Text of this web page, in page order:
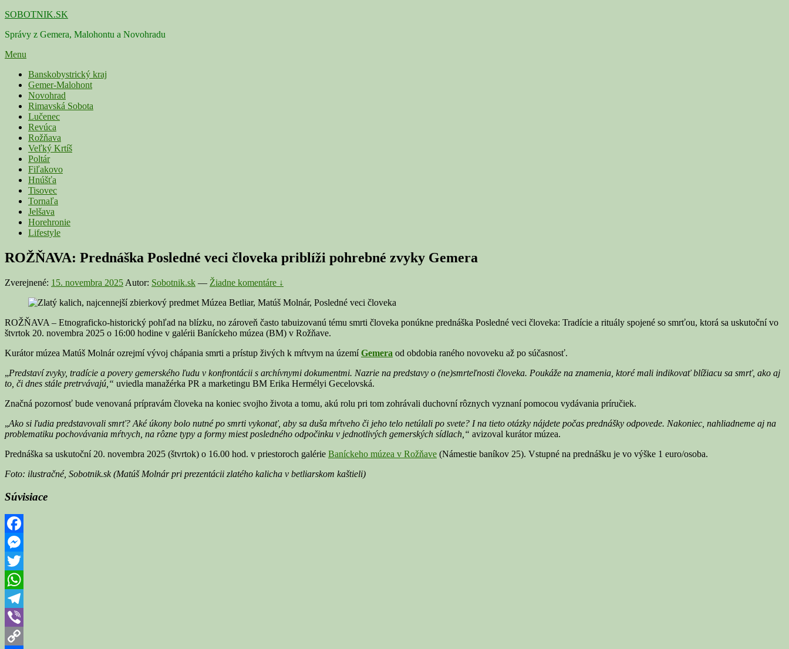
Skip
content
SOBOTNIK.SK
Správy z Gemera, Malohontu a Novohradu
Menu
Primárne
menu
Banskobystrický kraj
Gemer-Malohont
Novohrad
Rimavská Sobota
Lučenec
Revúca
Rožňava
Veľký Krtíš
Poltár
Fiľakovo
Hnúšťa
Tisovec
Tornaľa
Jelšava
Horehronie
Lifestyle
ROŽŇAVA: Prednáška Posledné veci človeka priblíži pohrebné zvyky Gemera
Zverejnené: 15. novembra 2025 Autor: Sobotnik.sk — Žiadne komentáre ↓
ROŽŇAVA – Etnograficko-historický pohľad na blízku, no zároveň často tabuizovanú tému smrti človeka ponúkne prednáška Posledné veci človeka: Tradície a rituály spojené so smrťou, ktorá sa uskutoční vo
štvrtok 20. novembra 2025 o 16:00 hodine v galérii Baníckeho múzea (BM) v Rožňave.
Kurátor múzea Matúš Molnár ozrejmí vývoj chápania smrti a prístup živých k mŕtvym na územíGemera od obdobia raného novoveku až po súčasnosť.
„Predstaví zvyky, tradície a povery gemerského ľudu v konfrontácii s archívnymi dokumentmi. Nazrie na predstavy o (ne)smrteľnosti človeka. Poukáže na znamenia, ktoré mali indikovať blížiacu sa smrť, ako aj
to, či dnes stále pretrvávajú,“ uviedla manažérka PR a marketingu BM Erika Hermélyi Gecelovská.
Značná pozornosť bude venovaná prípravám človeka na koniec svojho života a tomu, akú rolu pri tom zohrávali duchovní rôznych vyznaní pomocou vydávania príručiek.
„Ako si ľudia predstavovali smrť? Aké úkony bolo nutné po smrti vykonať, aby sa duša mŕtveho či jeho telo netúlali po svete? I na tieto otázky nájdete počas prednášky odpovede. Nakoniec, nahliadneme aj na
problematiku pochovávania mŕtvych, na rôzne typy a formy miest posledného odpočinku v jednotlivých gemerských sídlach,“ avizoval kurátor múzea.
Prednáška sa uskutoční 20. novembra 2025 (štvrtok) o 16.00 hod. v priestoroch galérie Baníckeho múzea v Rožňave (Námestie baníkov 25). Vstupné na prednášku je vo výške 1 euro/osoba.
Foto: ilustračné, Sobotnik.sk (Matúš Molnár pri prezentácii zlatého kalicha v betliarskom kaštieli)
Súvisiace
Facebook
Messenger
Twitter
WhatsApp
Telegram
Viber